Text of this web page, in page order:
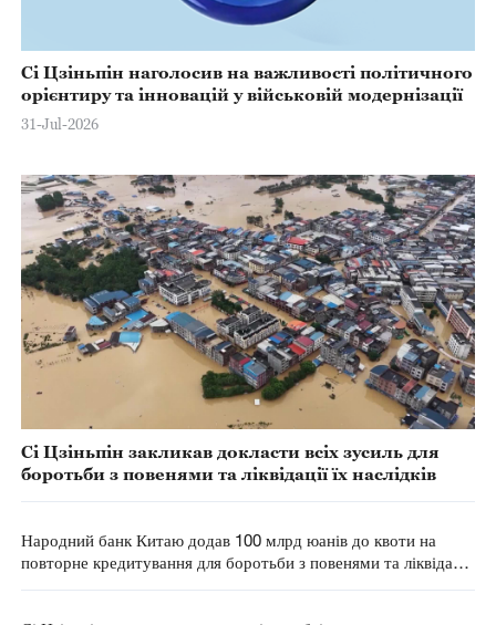
Сі Цзіньпін наголосив на важливості політичного
орієнтиру та інновацій у військовій модернізації
31-Jul-2026
Сі Цзіньпін закликав докласти всіх зусиль для
боротьби з повенями та ліквідації їх наслідків
Народний банк Китаю додав 100 млрд юанів до квоти на
повторне кредитування для боротьби з повенями та ліквідації